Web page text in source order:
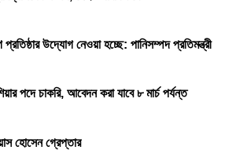
প্রতিষ্ঠার উদ্যোগ নেওয়া হচ্ছে: পানিসম্পদ প্রতিমন্ত্রী
পদে চাকরি, আবেদন করা যাবে ৮ মার্চ পর্যন্ত
হোসেন গ্রেপ্তার